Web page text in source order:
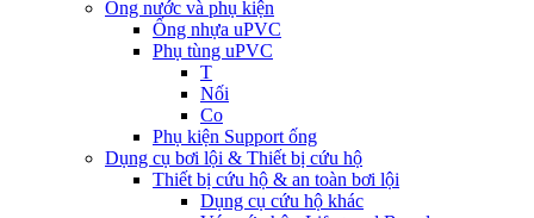
Ống nước và phụ kiện
Ống nhựa uPVC
Phụ tùng uPVC
T
Nối
Co
Phụ kiện Support ống
Dụng cụ bơi lội & Thiết bị cứu hộ
Thiết bị cứu hộ & an toàn bơi lội
Dụng cụ cứu hộ khác